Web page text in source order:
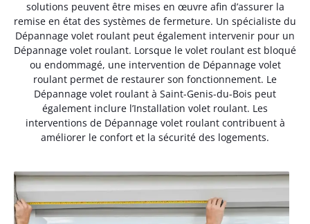
solutions peuvent être mises en œuvre afin d’assurer la
remise en état des systèmes de fermeture. Un spécialiste du
Dépannage volet roulant peut également intervenir pour un
Dépannage volet roulant. Lorsque le volet roulant est bloqué
ou endommagé, une intervention de Dépannage volet
roulant permet de restaurer son fonctionnement. Le
Dépannage volet roulant à Saint-Genis-du-Bois peut
également inclure l’Installation volet roulant. Les
interventions de Dépannage volet roulant contribuent à
améliorer le confort et la sécurité des logements.